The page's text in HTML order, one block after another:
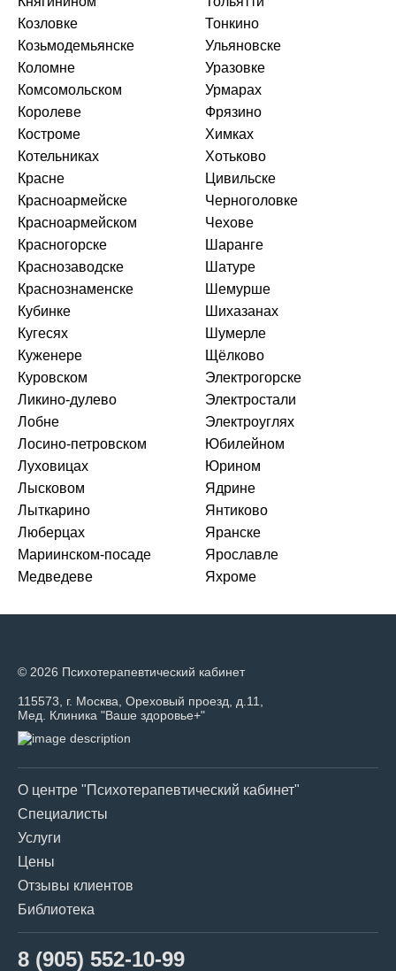
Козловке
Козьмодемьянске
Коломне
Комсомольском
Королеве
Костроме
Котельниках
Красне
Красноармейске
Красноармейском
Красногорске
Краснозаводске
Краснознаменске
Кубинке
Кугесях
Куженере
Куровском
Ликино-дулево
Лобне
Лосино-петровском
Луховицах
Лысковом
Лыткарино
Люберцах
Мариинском-посаде
Медведеве
Тонкино
Ульяновске
Уразовке
Урмарах
Фрязино
Химках
Хотьково
Цивильске
Черноголовке
Чехове
Шаранге
Шатуре
Шемурше
Шихазанах
Шумерле
Щёлково
Электрогорске
Электростали
Электроуглях
Юбилейном
Юрином
Ядрине
Янтиково
Яранске
Ярославле
Яхроме
© 2026 Психотерапевтический кабинет
115573, г. Москва, Ореховый проезд, д.11,
Мед. Клиника "Ваше здоровье+"
О центре "Психотерапевтический кабинет"
Специалисты
Услуги
Цены
Отзывы клиентов
Библиотека
8 (905) 552-10-99